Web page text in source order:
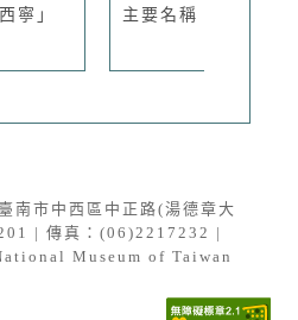
寧」
主要名稱：楊柳青青
南市中西區中正路(湯德章大
| 傳真：(06)2217232 |
Museum of Taiwan